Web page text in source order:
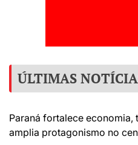
ÚLTIMAS
Paraná fortalece economia,
amplia protagonismo no